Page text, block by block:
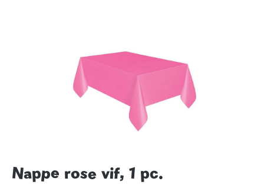
Nappe rose vif, 1 pc.